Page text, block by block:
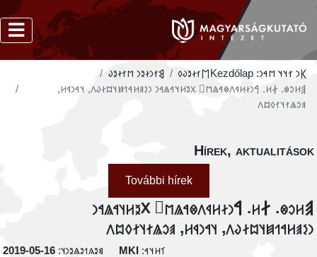
𐲞𐳙 𐳐𐳦𐳦 𐳮𐳀𐳙:
Kezdőlap
‮𐲮𐳐𐳇𐳉𐳜𐳓
‮𐲘𐳐𐳙𐳇𐳉𐳙 𐳮𐳐𐳇𐳉𐳜
‮𐲠𐳢𐳛𐳌. 𐲇𐳢. 𐲀𐳙𐳇𐳢𐳁𐳤𐳌𐳀𐳖𐳮𐳸 𐳼𐳉𐳢𐳦𐳀𐳖𐳀𐳙 𐳙𐳋𐳠𐳢𐳀𐳒𐳯𐳦𐳪𐳇𐳜𐳤, 𐳦𐳀𐳙𐳁𐳢,
𐳠𐳛𐳖𐳐𐳦𐳐𐳓𐳪𐳤
Hírek,
További hírek
‮𐲠𐳢𐳛𐳌. 𐲇𐳢. 𐲀𐳙𐳇𐳢𐳁𐳤𐳌𐳀𐳖𐳮𐳸
𐳙𐳋𐳠𐳢𐳀𐳒𐳯𐳦𐳪𐳇𐳜𐳤, 𐳦𐳀𐳙𐳁𐳢,
𐳑𐳢𐳦𐳀:
MKI
𐳘𐳉𐳍𐳒𐳉𐳖𐳉𐳙𐳦:
‭2019-05-16